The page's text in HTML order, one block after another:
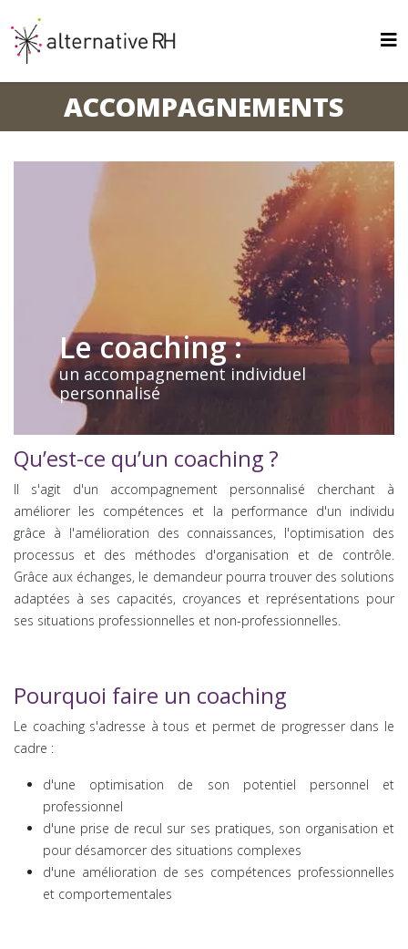
ACCOMPAGNEMENTS
Le coaching :
un accompagnement individuel
personnalisé
Qu’est-ce qu’un coaching ?
Il s'agit d'un accompagnement personnalisé cherchant à
améliorer les compétences et la performance d'un individu
grâce à l'amélioration des connaissances, l'optimisation des
processus et des méthodes d'organisation et de contrôle.
Grâce aux échanges, le demandeur pourra trouver des solutions
adaptées à ses capacités, croyances et représentations pour
ses situations professionnelles et non-professionnelles.
Pourquoi faire un coaching
Le coaching s'adresse à tous et permet de progresser dans le
cadre :
d'une optimisation de son potentiel personnel et
professionnel
d'une prise de recul sur ses pratiques, son organisation et
pour désamorcer des situations complexes
d'une amélioration de ses compétences professionnelles
et comportementales